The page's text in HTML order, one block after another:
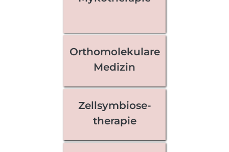
Orthomolekulare
Medizin
Zellsymbiose-
therapie